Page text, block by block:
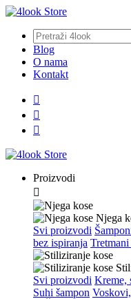
Blog
O nama
Kontakt



Proizvodi

Njega
Svi proizvodi
bez ispiranja
Svi proizvodi Kreme,
Suhi šampon